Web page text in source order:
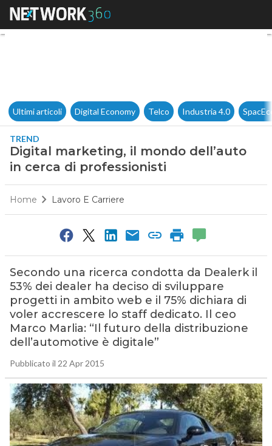
Digital marketing, il mondo
Ultimi articoli Digital Economy Telco Industria 4.0
TREND
Digital marketing, il mondo dell’auto
in cerca di professionisti
Home Lavoro E Carriere
Secondo una ricerca condotta da Dealerk il
53% dei dealer ha deciso di sviluppare
progetti in ambito web e il 75% dichiara di
voler accrescere lo staff dedicato. Il ceo
Marco Marlia: “Il futuro della distribuzione
dell’automotive è digitale”
Pubblicato il 22 Apr 2015